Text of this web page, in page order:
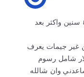
كثير جامعات تعادل الجيمات اذا عندك ٤ سنين واكثر بعد
غير جيمات يعرف
مع الجامعات ياخذ ٣٥٠ دولار شامل رسوم
وان شالله